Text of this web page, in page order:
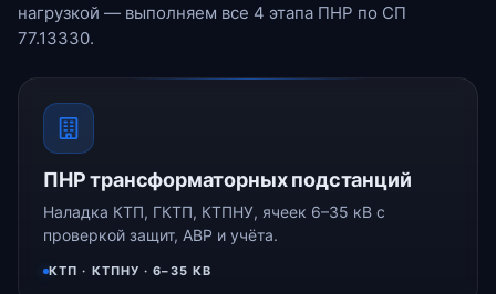
нагрузкой — выполняем все 4 этапа ПНР по СП
77.13330.
ПНР трансформаторных подстанций
Наладка КТП, ГКТП, КТПНУ, ячеек 6–35 кВ с
проверкой защит, АВР и учёта.
КТП · КТПНУ · 6–35 КВ